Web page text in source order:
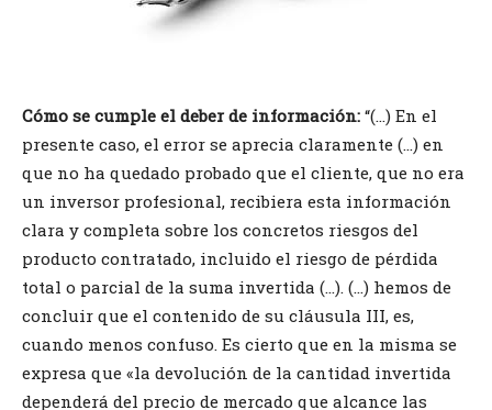
Cómo se cumple el deber de información: “(…) En el
presente caso, el error se aprecia claramente (…) en
que no ha quedado probado que el cliente, que no era
un inversor profesional, recibiera esta información
clara y completa sobre los concretos riesgos del
producto contratado, incluido el riesgo de pérdida
total o parcial de la suma invertida (…). (…) hemos de
concluir que el contenido de su cláusula III, es,
cuando menos confuso. Es cierto que en la misma se
expresa que «la devolución de la cantidad invertida
dependerá del precio de mercado que alcance las